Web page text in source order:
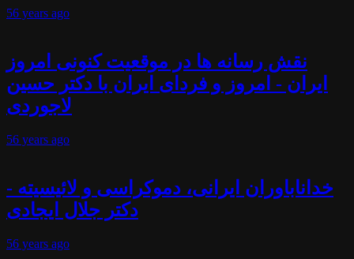
56 years ago
نقش رسانه ها در موقعیت کنونی امروز
ایران - امروز و فردای ایران با دکتر حسین
لاجوردی
56 years ago
خداناباوران ایرانی، دموکراسی و لائیسیته -
دکتر جلال ایجادی
56 years ago